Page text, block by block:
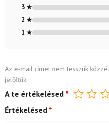
3 ★
2 ★
1 ★
Az e-mail címet nem tesszük közzé.
jelöltük
A te értékelésed *
Értékelésed *